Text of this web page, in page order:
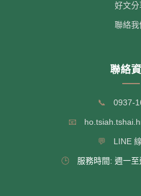
好文分
聯絡我
聯絡
📞 0937-
📧
💬 LINE
🕒 服務時間: 週一